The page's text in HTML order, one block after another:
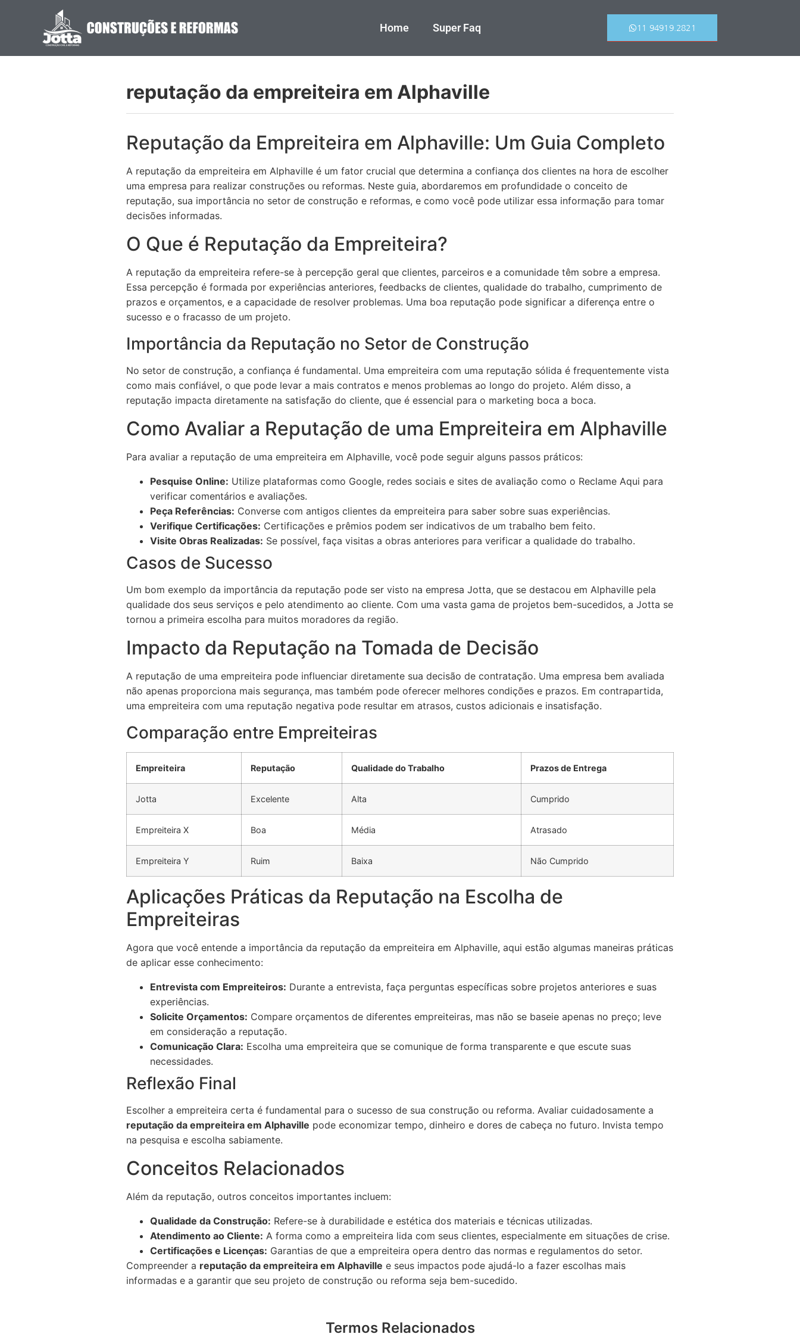
Home Super Faq 11 94919.2821
reputação da empreiteira em Alphaville
Reputação da Empreiteira em Alphaville: Um Guia Completo
A reputação da empreiteira em Alphaville é um fator crucial que determina a confiança dos clientes na hora de escolher
uma empresa para realizar construções ou reformas. Neste guia, abordaremos em profundidade o conceito de
reputação, sua importância no setor de construção e reformas, e como você pode utilizar essa informação para tomar
decisões informadas.
O Que é Reputação da Empreiteira?
A reputação da empreiteira refere-se à percepção geral que clientes, parceiros e a comunidade têm sobre a empresa.
Essa percepção é formada por experiências anteriores, feedbacks de clientes, qualidade do trabalho, cumprimento de
prazos e orçamentos, e a capacidade de resolver problemas. Uma boa reputação pode significar a diferença entre o
sucesso e o fracasso de um projeto.
Importância da Reputação no Setor de Construção
No setor de construção, a confiança é fundamental. Uma empreiteira com uma reputação sólida é frequentemente vista
como mais confiável, o que pode levar a mais contratos e menos problemas ao longo do projeto. Além disso, a
reputação impacta diretamente na satisfação do cliente, que é essencial para o marketing boca a boca.
Como Avaliar a Reputação de uma Empreiteira em Alphaville
Para avaliar a reputação de uma empreiteira em Alphaville, você pode seguir alguns passos práticos:
Pesquise Online: Utilize plataformas como Google, redes sociais e sites de avaliação como o Reclame Aqui para
verificar comentários e avaliações.
Peça Referências: Converse com antigos clientes da empreiteira para saber sobre suas experiências.
Verifique Certificações: Certificações e prêmios podem ser indicativos de um trabalho bem feito.
Visite Obras Realizadas: Se possível, faça visitas a obras anteriores para verificar a qualidade do trabalho.
Casos de Sucesso
Um bom exemplo da importância da reputação pode ser visto na empresa Jotta, que se destacou em Alphaville pela
qualidade dos seus serviços e pelo atendimento ao cliente. Com uma vasta gama de projetos bem-sucedidos, a Jotta se
tornou a primeira escolha para muitos moradores da região.
Impacto da Reputação na Tomada de Decisão
A reputação de uma empreiteira pode influenciar diretamente sua decisão de contratação. Uma empresa bem avaliada
não apenas proporciona mais segurança, mas também pode oferecer melhores condições e prazos. Em contrapartida,
uma empreiteira com uma reputação negativa pode resultar em atrasos, custos adicionais e insatisfação.
Comparação entre Empreiteiras
Empreiteira Reputação Qualidade do Trabalho Prazos de Entrega
Jotta Excelente Alta Cumprido
Empreiteira X Boa Média Atrasado
Empreiteira Y Ruim Baixa Não Cumprido
Aplicações Práticas da Reputação na Escolha de
Empreiteiras
Agora que você entende a importância da reputação da empreiteira em Alphaville, aqui estão algumas maneiras práticas
de aplicar esse conhecimento:
Entrevista com Empreiteiros: Durante a entrevista, faça perguntas específicas sobre projetos anteriores e suas
experiências.
Solicite Orçamentos: Compare orçamentos de diferentes empreiteiras, mas não se baseie apenas no preço; leve
em consideração a reputação.
Comunicação Clara: Escolha uma empreiteira que se comunique de forma transparente e que escute suas
necessidades.
Reflexão Final
Escolher a empreiteira certa é fundamental para o sucesso de sua construção ou reforma. Avaliar cuidadosamente a
reputação da empreiteira em Alphaville pode economizar tempo, dinheiro e dores de cabeça no futuro. Invista tempo
na pesquisa e escolha sabiamente.
Conceitos Relacionados
Além da reputação, outros conceitos importantes incluem:
Qualidade da Construção: Refere-se à durabilidade e estética dos materiais e técnicas utilizadas.
Atendimento ao Cliente: A forma como a empreiteira lida com seus clientes, especialmente em situações de crise.
Certificações e Licenças: Garantias de que a empreiteira opera dentro das normas e regulamentos do setor.
Compreender a reputação da empreiteira em Alphaville e seus impactos pode ajudá-lo a fazer escolhas mais
informadas e a garantir que seu projeto de construção ou reforma seja bem-sucedido.
Termos Relacionados